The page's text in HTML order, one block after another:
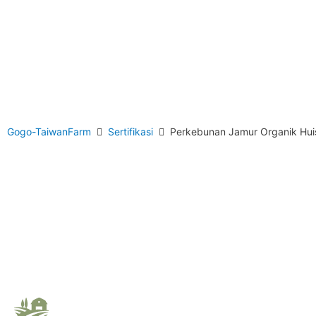
Gogo-TaiwanFarm Sertifikasi Perkebunan Jamur Organik